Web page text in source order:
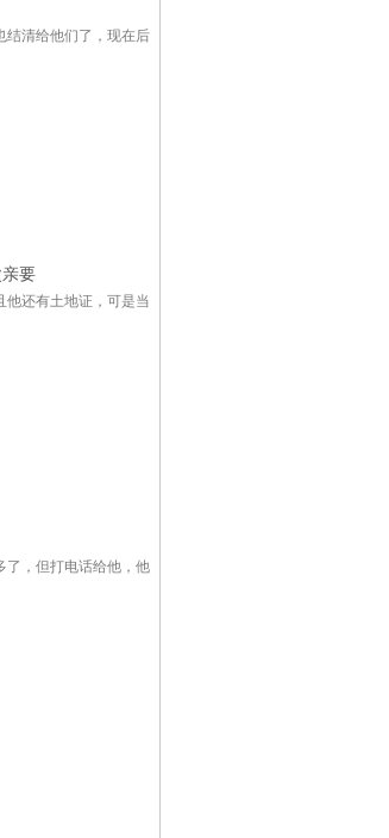
结清给他们了，现在后
要
他还有土地证，可是当
了，但打电话给他，他